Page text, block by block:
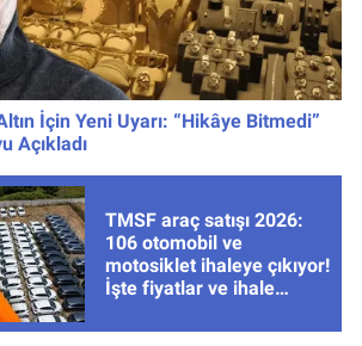
İçin Yeni Uyarı: “Hikâye Bitmedi”
Açıkladı
TMSF araç satışı 2026:
106 otomobil ve
motosiklet ihaleye çıkıyor!
İşte fiyatlar ve ihale